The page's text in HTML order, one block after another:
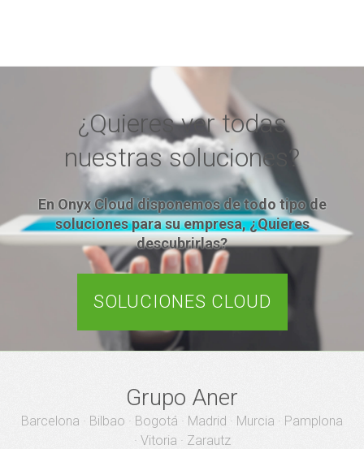
¿Quieres ver todas
nuestras soluciones?
En Onyx Cloud disponemos de todo tipo de
soluciones para su empresa, ¿Quieres
descubrirlas?
SOLUCIONES CLOUD
Grupo Aner
Barcelona · Bilbao · Bogotá · Madrid · Murcia · Pamplona
· Vitoria · Zarautz